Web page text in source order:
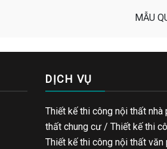
MẪU
DỊCH VỤ
Thiết kế thi công nội thất
thất chung cư / Thiết kế thi
Thiết kế thi công nội thất